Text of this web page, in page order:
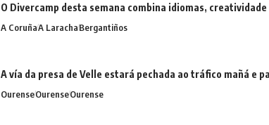
O Divercamp desta semana combina idiomas,
A CoruñaA LarachaBergantiños
A vía da presa de Velle estará pechada ao tráfico mañá e
OurenseOurenseOurense